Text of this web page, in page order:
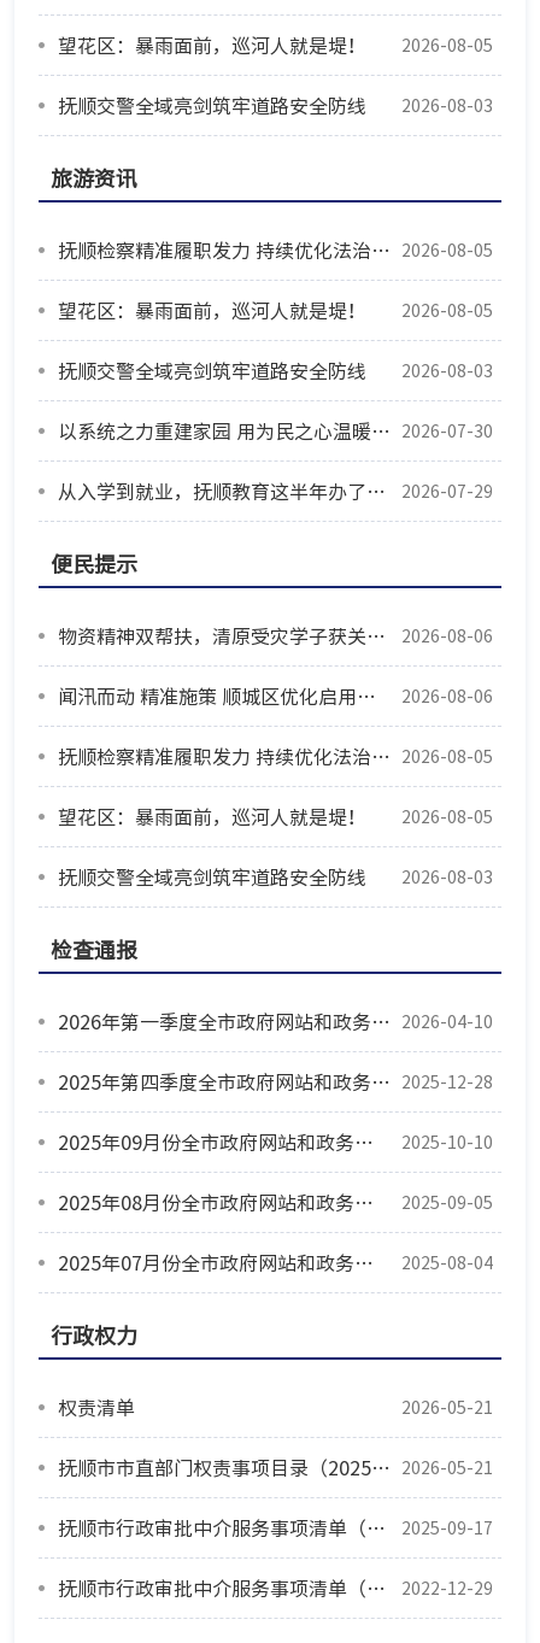
望花区：暴雨面前，巡河人就是堤！ 2026-08-05
抚顺交警全域亮剑筑牢道路安全防线 2026-08-03
旅游资讯
抚顺检察精准履职发力 持续优化法治化营商环境 2026-08-05
望花区：暴雨面前，巡河人就是堤！ 2026-08-05
抚顺交警全域亮剑筑牢道路安全防线 2026-08-03
以系统之力重建家园 用为民之心温暖灾区 2026-07-30
从入学到就业，抚顺教育这半年办了这些实事 2026-07-29
便民提示
物资精神双帮扶，清原受灾学子获关爱重拾信心 2026-08-06
闻汛而动 精准施策 顺城区优化启用防汛安置点筑牢安全防线 2026-08-06
抚顺检察精准履职发力 持续优化法治化营商环境 2026-08-05
望花区：暴雨面前，巡河人就是堤！ 2026-08-05
抚顺交警全域亮剑筑牢道路安全防线 2026-08-03
检查通报
2026年第一季度全市政府网站和政务新媒体监管情况通报 2026-04-10
2025年第四季度全市政府网站和政务新媒体监管情况通报 2025-12-28
2025年09月份全市政府网站和政务新媒体监管情况通报 2025-10-10
2025年08月份全市政府网站和政务新媒体监管情况通报 2025-09-05
2025年07月份全市政府网站和政务新媒体监管情况通报 2025-08-04
行政权力
权责清单 2026-05-21
抚顺市市直部门权责事项目录（2025版） 2026-05-21
抚顺市行政审批中介服务事项清单（2024版） 2025-09-17
抚顺市行政审批中介服务事项清单（2021版） 2022-12-29